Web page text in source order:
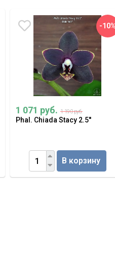
-
1 071 руб. 1 190 руб.
Phal. Chiada Stacy 2.5''
В корзину